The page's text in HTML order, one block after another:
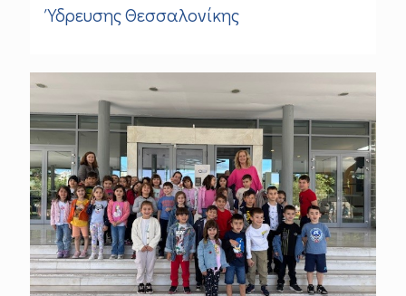
Ύδρευσης Θεσσαλονίκης